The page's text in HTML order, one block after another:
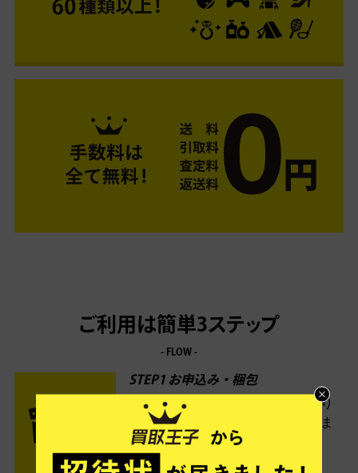
ご利用は簡単3ステップ
- FLOW -
STEP1 お申込み・梱包
ネットでお申込みしたら、箱に売り
たい商品をいろいろ詰めて梱包しま
す。